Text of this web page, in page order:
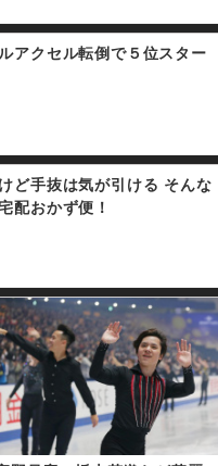
きぬまま土俵を去ることと
アクセル転倒で５位スター
ど手抜は気が引ける そんな
配おかず便！